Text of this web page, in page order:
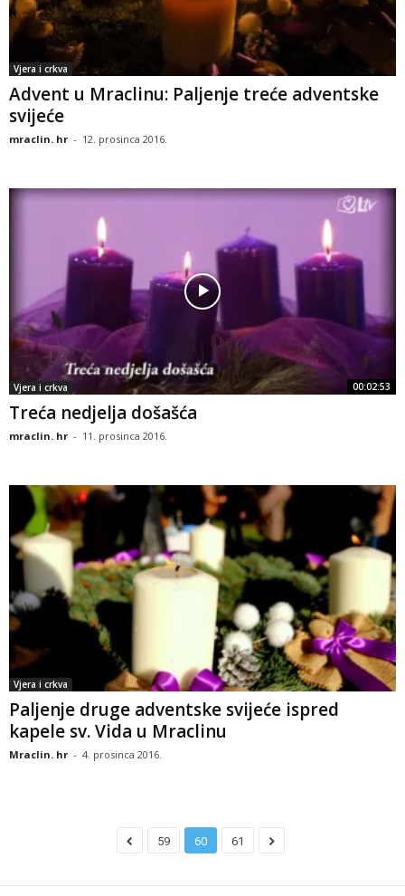
Vjera i crkva
Advent u Mraclinu: Paljenje treće adventske
svijeće
mraclin. hr - 12. prosinca 2016.
00:02:53
Vjera i crkva
Treća nedjelja došašća
mraclin. hr - 11. prosinca 2016.
Vjera i crkva
Paljenje druge adventske svijeće ispred
kapele sv. Vida u Mraclinu
Mraclin. hr - 4. prosinca 2016.
59 60 61